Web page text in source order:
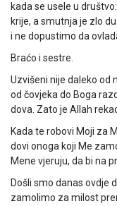
kada se usele u
krije, a smutnja je zlo
i ne dopustimo da
Braćo i sestre.
Uzvišeni nije daleko od
od čovjeka do Boga
dova. Zato je Allah
Kada te robovi Moji za
dovi onoga koji Me
Mene vjeruju, da bi na
Došli smo danas ovdje
zamolimo za milost